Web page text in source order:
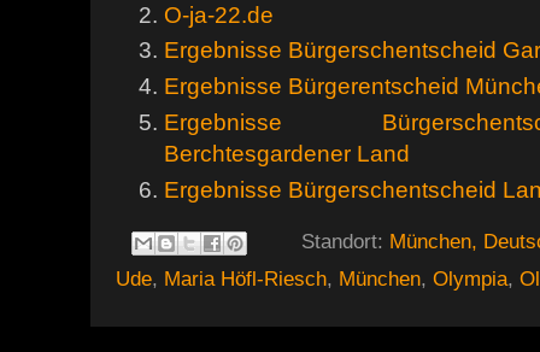
O-ja-22.de
Ergebnisse Bürgerschentscheid
Ergebnisse Bürgerentscheid
Ergebnisse
Berchtesgardener Land
Ergebnisse Bürgerschentscheid
Standort: München,
Ude, Maria Höfl-Riesch, München, Olympia,